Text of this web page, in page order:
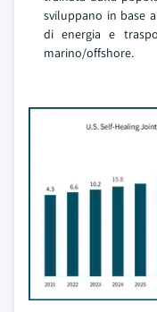
sviluppano in base
di energia e
marino/offshore.